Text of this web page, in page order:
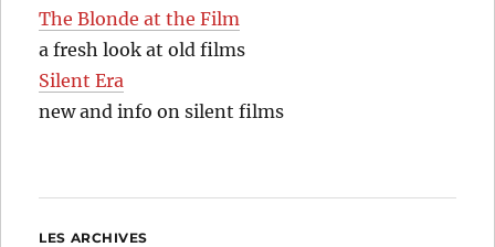
The Blonde at the Film
a fresh look at old films
Silent Era
new and info on silent films
LES ARCHIVES